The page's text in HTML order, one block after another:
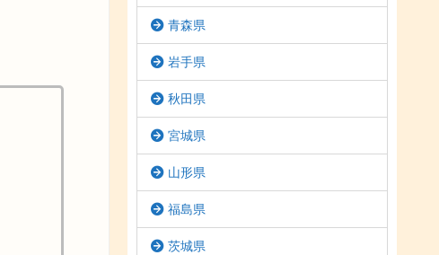
青森県
岩手県
秋田県
宮城県
山形県
福島県
茨城県